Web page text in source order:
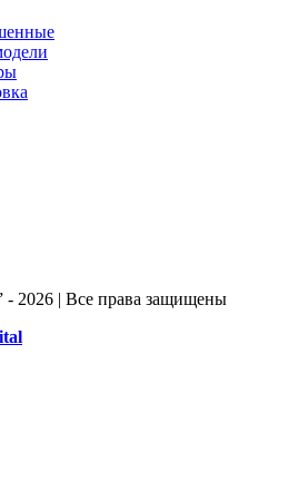
2026 | Все права защищены